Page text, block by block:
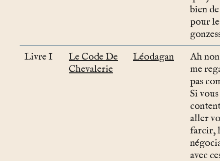
bien
pour
Livre I
Le Code De
Chevalerie
Léodagan
Ah
me
pas
Si
aller
farcir,
avec